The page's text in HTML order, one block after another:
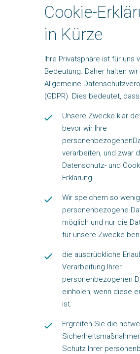
Cookie-
in Kürze
Ihre Privatsphäre ist für uns
Bedeutung. Daher halten wir
Allgemeine
(GDPR). Dies bedeutet,
Unsere Zwecke klar
bevor wir Ihre
personenbezogenen
verarbeiten, und zwar
Datenschutz- und
Erklärung.
Wir speichern so wenig
personenbezogene
möglich und nur die
für unsere Zwecke
die ausdrückliche
Verarbeitung Ihrer
personenbezogenen
einholen, wenn diese
ist.
Ergreifen Sie die
Schutz Ihrer